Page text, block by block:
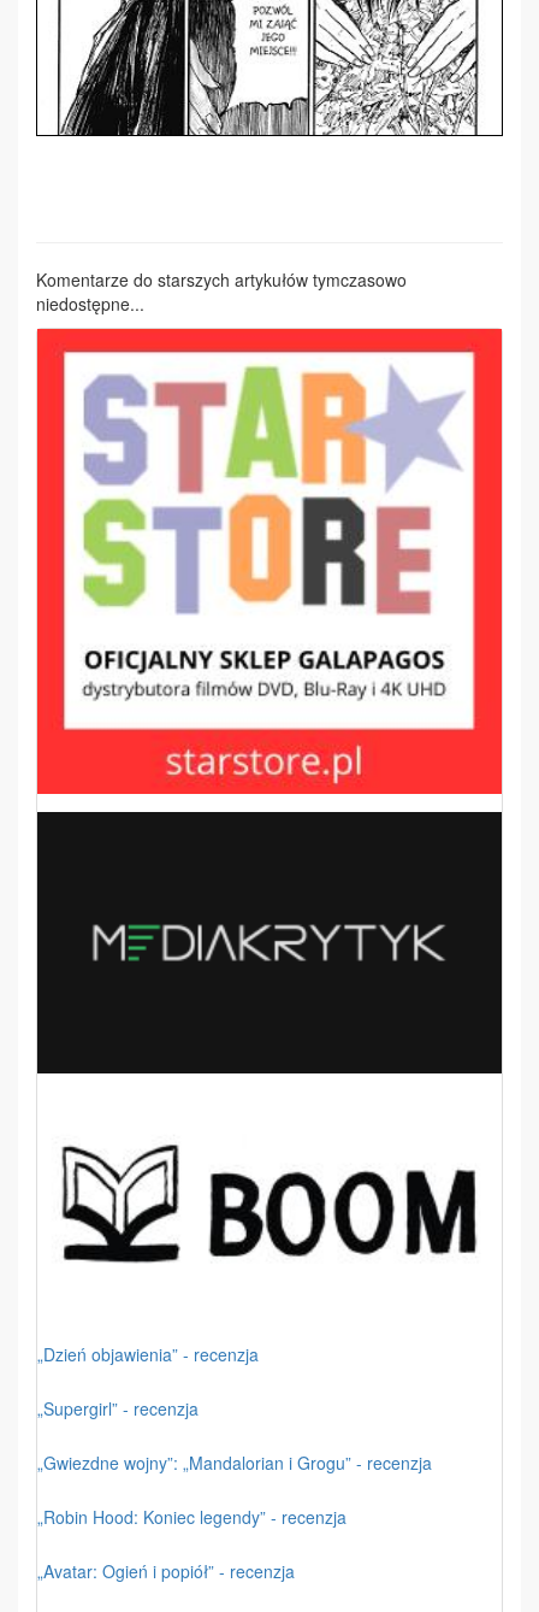
Komentarze do starszych artykułów tymczasowo
niedostępne...
„Dzień objawienia” - recenzja
„Supergirl” - recenzja
„Gwiezdne wojny”: „Mandalorian i Grogu” - recenzja
„Robin Hood: Koniec legendy” - recenzja
„Avatar: Ogień i popiół” - recenzja